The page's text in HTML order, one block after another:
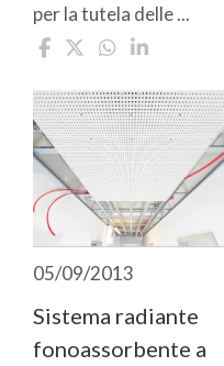
per la tutela delle ...
05/09/2013
Sistema radiante
fonoassorbente a